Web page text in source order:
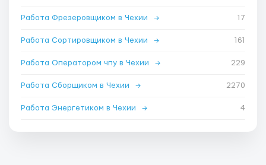
Работа Фрезеровщиком в Чехии → 17
Работа Сортировщиком в Чехии → 161
Работа Оператором чпу в Чехии → 229
Работа Сборщиком в Чехии → 2270
Работа Энергетиком в Чехии → 4